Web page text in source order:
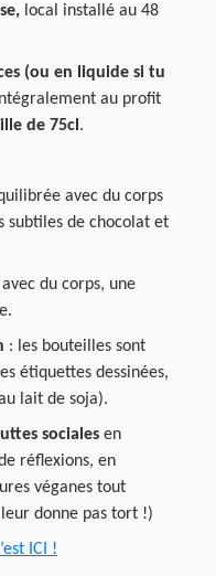
local installé au 48
(ou en liquide si tu
au profit
de 75cl .
avec du corps
subtiles de chocolat et
du corps, une
: les bouteilles sont
étiquettes dessinées,
lait de soja).
sociales en
réflexions, en
véganes tout
donne pas tort !)
ICI !